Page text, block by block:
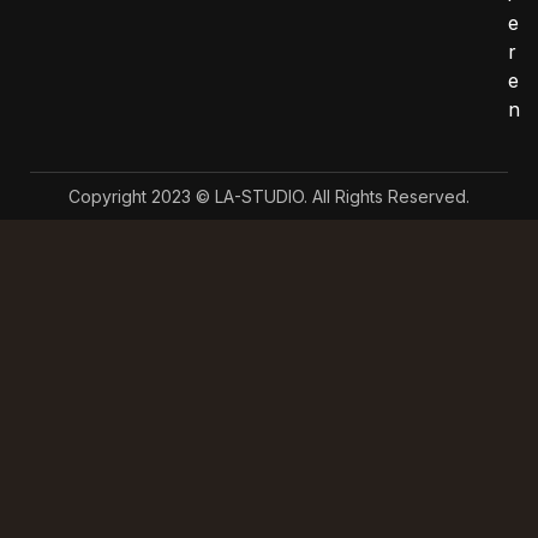
e
r
e
n
Copyright 2023 © LA-STUDIO. All Rights Reserved.